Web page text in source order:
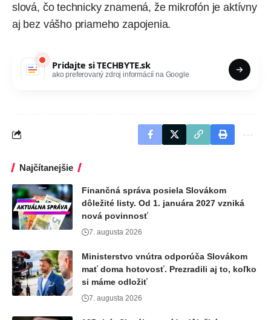
slová, čo technicky znamená, že mikrofón je aktívny
aj bez vášho priameho zapojenia.
Pridajte siTECHBYTE.sk
ako preferovaný zdroj informácií na Google
Najčítanejšie
Finančná správa posiela Slovákom
dôležité listy. Od 1. januára 2027 vzniká
nová povinnosť
7. augusta 2026
Ministerstvo vnútra odporúča Slovákom
mať doma hotovosť. Prezradili aj to, koľko
si máme odložiť
7. augusta 2026